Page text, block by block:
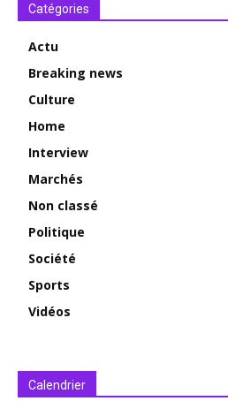
Catégories
Actu
Breaking news
Culture
Home
Interview
Marchés
Non classé
Politique
Société
Sports
Vidéos
Calendrier